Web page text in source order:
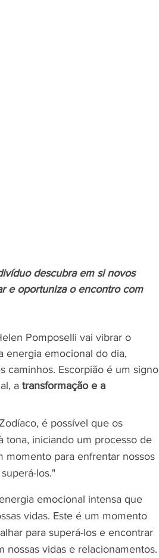
descubra em si novos
e oportuniza o encontro com
Pomposelli vai vibrar o
energia emocional do dia,
caminhos. Escorpião é um signo
a transformação e a
é possível que os
tona, iniciando um processo de
momento para enfrentar nossos
los."
emocional intensa que
vidas. Este é um momento
para superá-los e encontrar
vidas e relacionamentos.